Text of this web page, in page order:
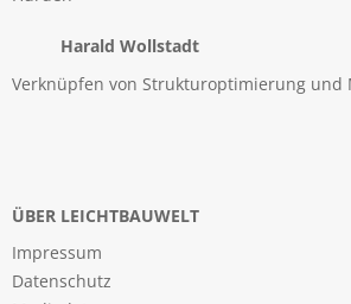
Harald Wollstadt
Verknüpfen von Strukturoptimierung und
ÜBER LEICHTBAUWELT
Impressum
Datenschutz